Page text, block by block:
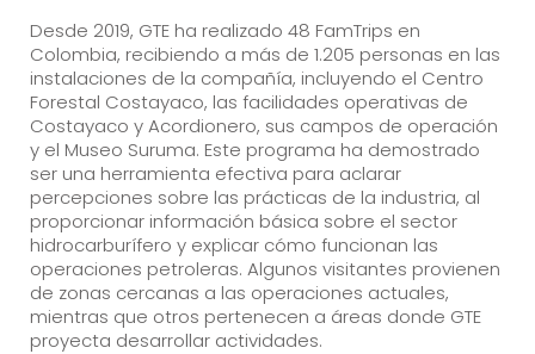
Desde 2019, GTE ha realizado 48 FamTrips en
Colombia, recibiendo a más de 1.205 personas en las
instalaciones de la compañía, incluyendo el Centro
Forestal Costayaco, las facilidades operativas de
Costayaco y Acordionero, sus campos de operación
y el Museo Suruma. Este programa ha demostrado
ser una herramienta efectiva para aclarar
percepciones sobre las prácticas de la industria, al
proporcionar información básica sobre el sector
hidrocarburífero y explicar cómo funcionan las
operaciones petroleras. Algunos visitantes provienen
de zonas cercanas a las operaciones actuales,
mientras que otros pertenecen a áreas donde GTE
proyecta desarrollar actividades.